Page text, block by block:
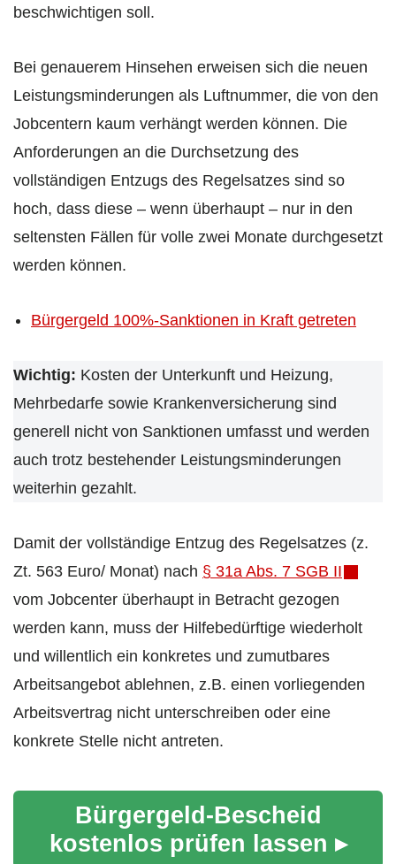
beschwichtigen soll.
Bei genauerem Hinsehen erweisen sich die neuen
Leistungsminderungen als Luftnummer, die von den
Jobcentern kaum verhängt werden können. Die
Anforderungen an die Durchsetzung des
vollständigen Entzugs des Regelsatzes sind so
hoch, dass diese – wenn überhaupt – nur in den
seltensten Fällen für volle zwei Monate durchgesetzt
werden können.
Bürgergeld 100%-Sanktionen in Kraft getreten
Wichtig: Kosten der Unterkunft und Heizung,
Mehrbedarfe sowie Krankenversicherung sind
generell nicht von Sanktionen umfasst und werden
auch trotz bestehender Leistungsminderungen
weiterhin gezahlt.
Damit der vollständige Entzug des Regelsatzes (z.
Zt. 563 Euro/ Monat) nach § 31a Abs. 7 SGB II
vom Jobcenter überhaupt in Betracht gezogen
werden kann, muss der Hilfebedürftige wiederholt
und willentlich ein konkretes und zumutbares
Arbeitsangebot ablehnen, z.B. einen vorliegenden
Arbeitsvertrag nicht unterschreiben oder eine
konkrete Stelle nicht antreten.
Bürgergeld-Bescheid
kostenlos prüfen lassen ▸